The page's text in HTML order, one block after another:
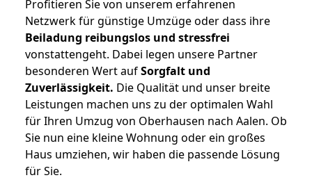
Profitieren Sie von unserem erfahrenen
Netzwerk für günstige Umzüge oder dass ihre
Beiladung reibungslos und stressfrei
vonstattengeht. Dabei legen unsere Partner
besonderen Wert aufSorgfalt und
Zuverlässigkeit. Die Qualität und unser breite
Leistungen machen uns zu der optimalen Wahl
für Ihren Umzug von Oberhausen nach Aalen. Ob
Sie nun eine kleine Wohnung oder ein großes
Haus umziehen, wir haben die passende Lösung
für Sie.